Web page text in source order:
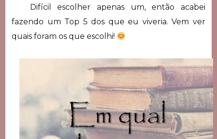
Difícil escolher apenas um, então acabei
fazendo um Top 5 dos que eu viveria. Vem ver
quais foram os que escolhi!